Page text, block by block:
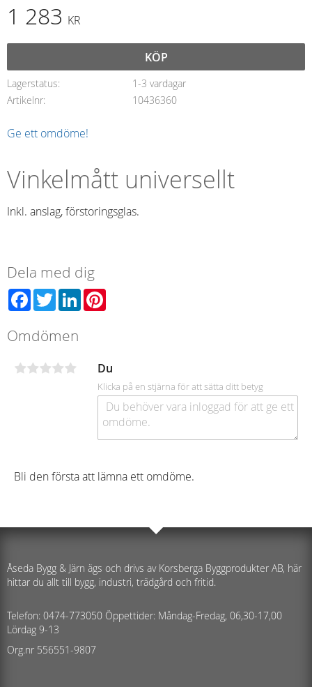
1 283 KR
KÖP
Lagerstatus
1-3 vardagar
Artikelnr
10436360
Ge ett omdöme!
Vinkelmått universellt
Inkl. anslag, förstoringsglas.
Dela med dig
Facebook
TwitterLinkedIn
Omdömen
Du
Klicka på en stjärna för att sätta ditt betyg
Bli den första att lämna ett omdöme.
Åseda Bygg & Järn ägs och drivs av Korsberga Byggprodukter AB, här
hittar du allt till bygg, industri, trädgård och fritid.
Telefon: 0474-773050 Öppettider: Måndag-Fredag, 06,30-17,00
Lördag 9-13
Org.nr 556551-9807